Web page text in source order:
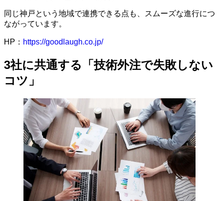
同じ神戸という地域で連携できる点も、スムーズな進行につ
ながっています。
HP： https://goodlaugh.co.jp/
3社に共通する「技術外注で失敗しない
コツ」